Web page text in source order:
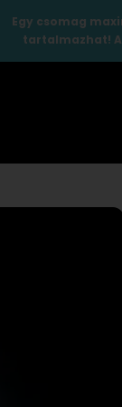
Egy csomag
tartalmazhat!